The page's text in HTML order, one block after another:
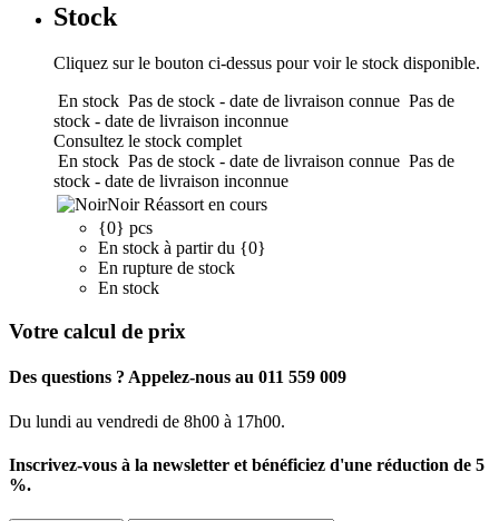
Stock
Cliquez sur le bouton ci-dessus pour voir le stock disponible.
En stock Pas de stock - date de livraison connue Pas de
stock - date de livraison inconnue
Consultez le stock complet
En stock Pas de stock - date de livraison connue Pas de
stock - date de livraison inconnue
Noir Réassort en cours
{0} pcs
En stock à partir du {0}
En rupture de stock
En stock
Votre calcul de prix
Des questions ? Appelez-nous au 011 559 009
Du lundi au vendredi de 8h00 à 17h00.
Inscrivez-vous à la newsletter et bénéficiez d'une réduction de 5
%.